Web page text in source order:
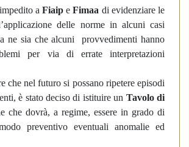
a Fiaip eFimaa di evidenziare le
delle norme in alcuni casi
ne sia che alcuni provvedimenti hanno
per via di errate interpretazioni
che nel futuro si possano ripetere episodi
è stato deciso di istituire un Tavolo di
che dovrà, a regime, essere in grado di
preventivo eventuali anomalie ed